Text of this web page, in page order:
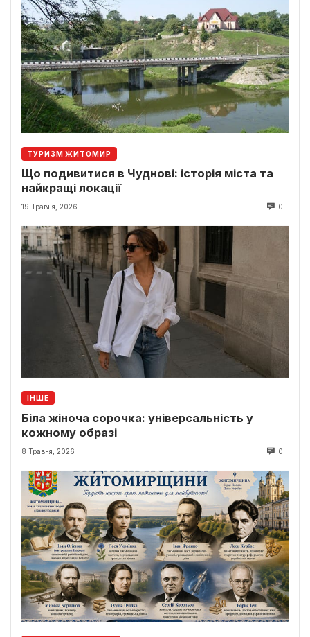
ТУРИЗМ ЖИТОМИР
Що подивитися в Чуднові: історія міста та
найкращі локації
19 Травня, 2026 0
ІНШЕ
Біла жіноча сорочка: універсальність у
кожному образі
8 Травня, 2026 0